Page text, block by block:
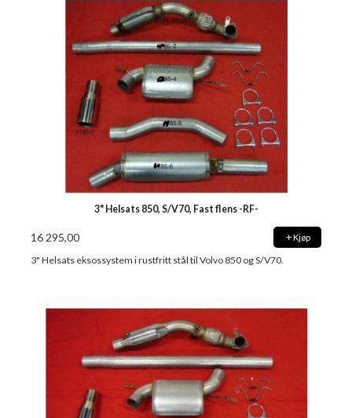
3" Helsats 850, S/V70, Fast flens -RF-
16 295,00 Kjøp
3" Helsats eksossystem i rustfritt stål til Volvo 850 og S/V70.